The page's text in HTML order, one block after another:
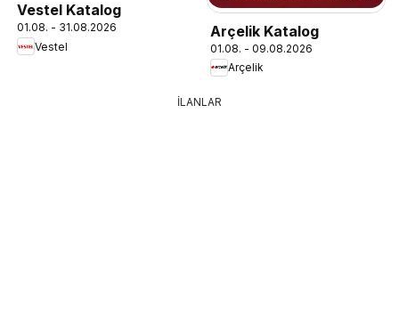
Vestel Katalog
01.08. - 31.08.2026
Vestel
Arçelik Katalog
01.08. - 09.08.2026
Arçelik
İLANLAR